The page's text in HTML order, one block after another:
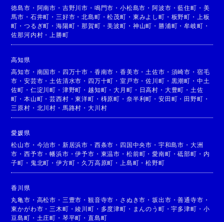
徳島市 ・ 阿南市 ・ 吉野川市 ・ 鳴門市 ・小松島市 ・阿波市 ・藍住町 ・ 美
馬市 ・ 石井町 ・ 三好市 ・北島町 ・松茂町 ・ 東みよし町 ・ 板野町 ・
上板
町 ・つるぎ町 ・海陽町 ・那賀町 ・美波町 ・ 神山町 ・ 勝浦町 ・牟岐町 ・
佐那河内村 ・ 上勝町
高知県
高知市 ・ 南国市 ・ 四万十市 ・ 香南市 ・香美市 ・ 土佐市 ・ 須崎市 ・ 宿毛
市 ・安芸市 ・ 土佐清水市 ・ 四万十町 ・室戸市 ・佐川町 ・ 黒潮町 ・ 中土
佐町 ・ 仁淀川町 ・ 津野町 ・ 越知町 ・大月町 ・ 日高村 ・ 大豊町 ・ 土佐
町 ・本山町 ・芸西村 ・東洋町 ・ 梼原町 ・ 奈半利町 ・ 安田町 ・ 田野町 ・
三原村 ・ 北川村 ・ 馬路村 ・大川村
愛媛県
松山市 ・ 今治市 ・ 新居浜市 ・ 西条市 ・ 四国中央市 ・ 宇和島市 ・ 大洲
市 ・西予市 ・幡浜市 ・伊予市 ・ 東温市 ・ 松前町 ・愛南町 ・砥部町 ・ 内
子町 ・ 鬼北町 ・伊方町 ・ 久万高原町 ・ 上島町 ・松野町
香川県
丸亀市 ・ 高松市 ・ 三豊市 ・観音寺市 ・ さぬき市 ・坂出市 ・善通寺市 ・
東かがわ市 ・ 三木町 ・綾川町 ・ 多度津町 ・ まんのう町 ・宇多津町 ・ 小
豆島町 ・ 土庄町 ・ 琴平町 ・直島町